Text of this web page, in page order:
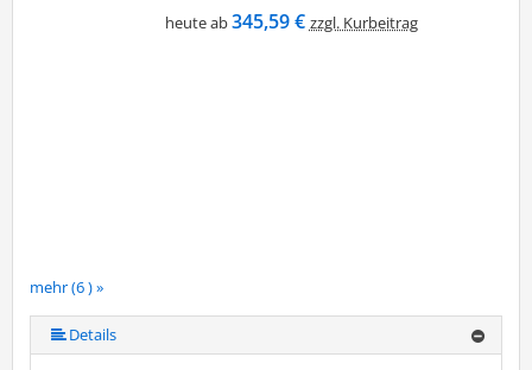
mehr (6 ) »
mehr (6 ) »
mehr (6 ) »
heute ab345,59 € zzgl. Kurbeitrag
Details